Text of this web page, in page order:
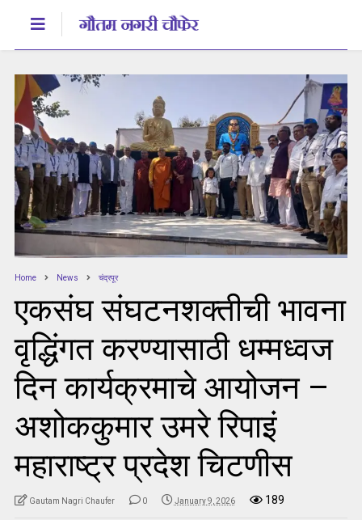
Home News चंद्रपूर
एकसंघ संघटनशक्तीची भावना
वृद्धिंगत करण्यासाठी धम्मध्वज
दिन कार्यक्रमाचे आयोजन –
अशोककुमार उमरे रिपाइं
महाराष्ट्र प्रदेश चिटणीस
Gautam Nagri Chaufer 0 January 9, 2026 189